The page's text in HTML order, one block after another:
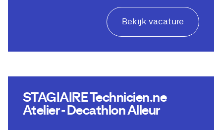
Bekijk vacature
STAGIAIRE Technicien.ne
Atelier - Decathlon Alleur